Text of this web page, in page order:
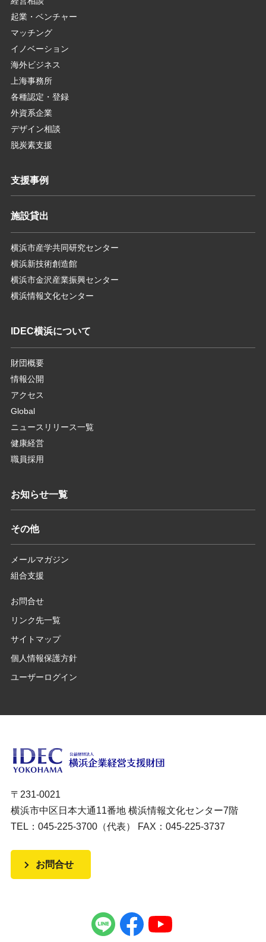
起業・ベンチャー
マッチング
イノベーション
海外ビジネス
上海事務所
各種認定・登録
外資系企業
デザイン相談
脱炭素支援
支援事例
施設貸出
横浜市産学共同研究センター
横浜新技術創造館
横浜市金沢産業振興センター
横浜情報文化センター
IDEC横浜について
財団概要
情報公開
アクセス
Global
ニュースリリース一覧
健康経営
職員採用
お知らせ一覧
その他
メールマガジン
組合支援
お問合せ
リンク先一覧
サイトマップ
個人情報保護方針
ユーザーログイン
〒231-0021
横浜市中区日本大通11番地 横浜情報文化センター7階
TEL：045-225-3700（代表） FAX：045-225-3737
お問合せ